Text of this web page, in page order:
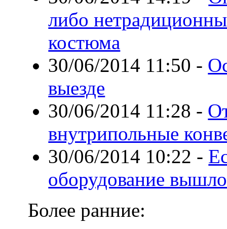
либо
костюма
30/06/2014 11:50 -
выезде
30/06/2014 11:28 -
внутрипольные
30/06/2014 10:22 -
оборудование
Более ранние: